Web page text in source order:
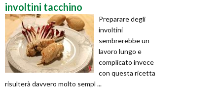
involtini tacchino
Preparare degli
involtini
sembrerebbe un
lavoro lungo e
complicato invece
con questa ricetta
risulterà davvero molto sempl ...